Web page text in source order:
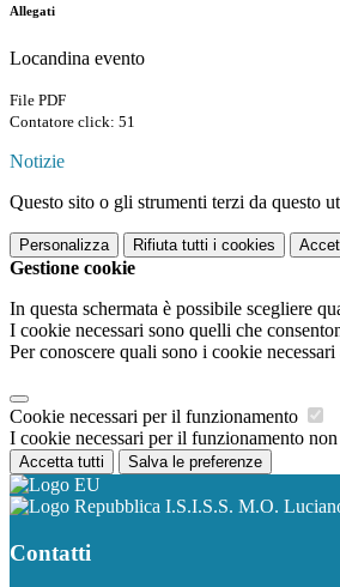
Allegati
Locandina evento
File PDF
Contatore click: 51
Notizie
Questo sito o gli strumenti terzi da questo
Personalizza Rifiuta tutti i cookies
Gestione cookie
In questa schermata è possibile scegliere
I cookie necessari sono quelli che
Per conoscere quali sono i cookie
Cookie necessari per il funzionamento
I cookie necessari per il funzionamento
Accetta tutti Salva le preferenze
I.S.I.S.S. M.O.
Contatti